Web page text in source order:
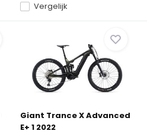
Vergelijk
Giant Trance X Advanced
E+ 1 2022